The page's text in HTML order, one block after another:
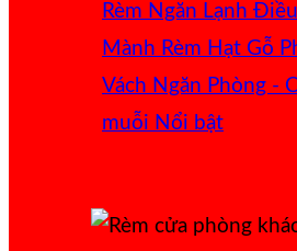
Rèm Ngăn Lạnh
Mành Rèm Hạt Gỗ
Vách Ngăn Phòng -
muỗi